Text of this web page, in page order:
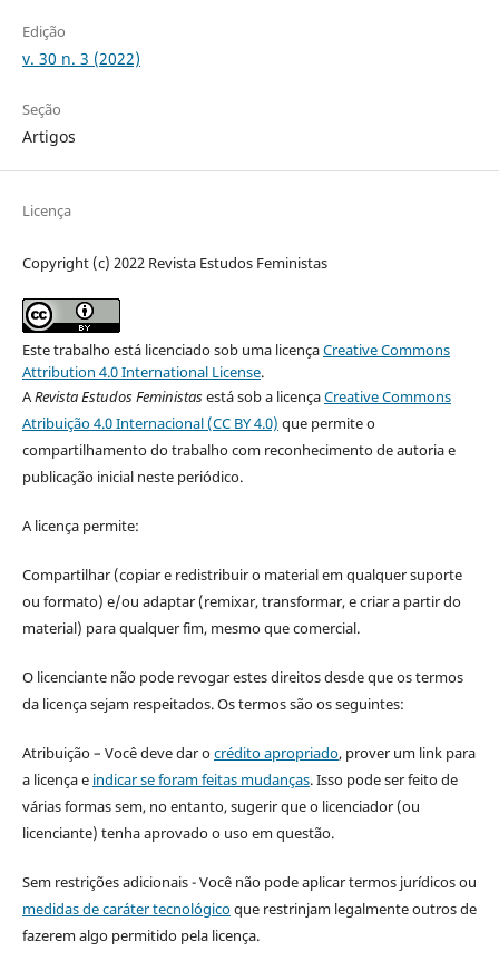
Edição
v. 30 n. 3 (2022)
Seção
Artigos
Licença
Copyright (c) 2022 Revista Estudos Feministas
Este trabalho está licenciado sob uma licençaCreative Commons
Attribution 4.0 International License.
ARevista Estudos Feministasestá sob a licençaCreative Commons
Atribuição 4.0 Internacional (CC BY 4.0) que permite o
compartilhamento do trabalho com reconhecimento de autoria e
publicação inicial neste periódico.
A licença permite:
Compartilhar (copiar e redistribuir o material em qualquer suporte
ou formato) e/ou adaptar (remixar, transformar, e criar a partir do
material) para qualquer fim, mesmo que comercial.
O licenciante não pode revogar estes direitos desde que os termos
da licença sejam respeitados. Os termos são os seguintes:
Atribuição – Você deve dar ocrédito apropriado, prover um link para
a licença e indicar se foram feitas mudanças. Isso pode ser feito de
várias formas sem, no entanto, sugerir que o licenciador (ou
licenciante) tenha aprovado o uso em questão.
Sem restrições adicionais - Você não pode aplicar termos jurídicos ou
medidas de caráter tecnológicoque restrinjam legalmente outros de
fazerem algo permitido pela licença.